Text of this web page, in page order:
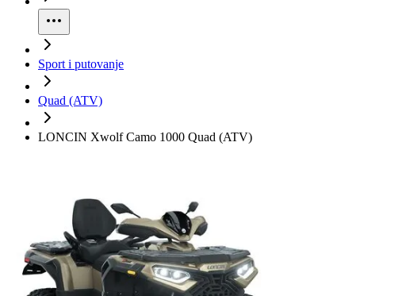
Sport i putovanje
Quad (ATV)
LONCIN Xwolf Camo 1000 Quad (ATV)